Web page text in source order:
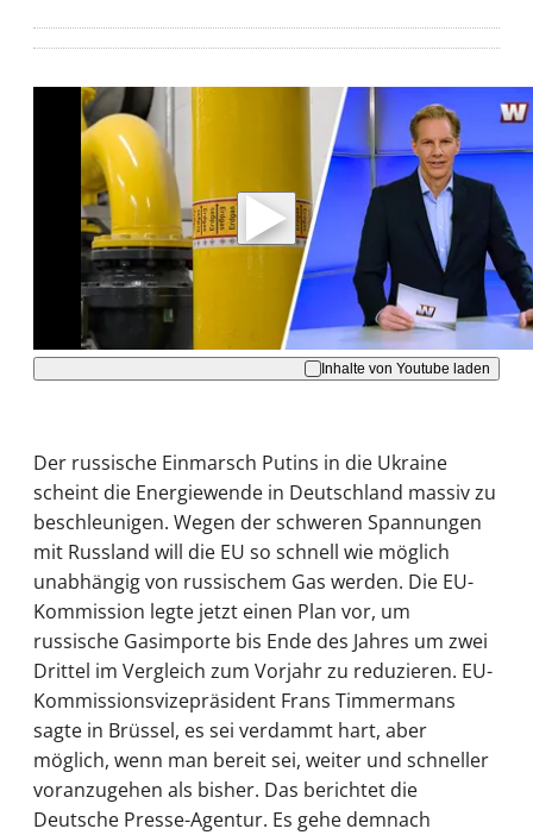
Mit der Wiedergabe dieses Videos werden
Daten an Youtube übertragen.
Hinweise dazu erhalten Sie in derDatenschutzerklärung
Akzeptieren
Inhalte von Youtube laden
Der russische Einmarsch Putins in die Ukraine
scheint die Energiewende in Deutschland massiv zu
beschleunigen. Wegen der schweren Spannungen
mit Russland will die EU so schnell wie möglich
unabhängig von russischem Gas werden. Die EU-
Kommission legte jetzt einen Plan vor, um
russische Gasimporte bis Ende des Jahres um zwei
Drittel im Vergleich zum Vorjahr zu reduzieren. EU-
Kommissionsvizepräsident Frans Timmermans
sagte in Brüssel, es sei verdammt hart, aber
möglich, wenn man bereit sei, weiter und schneller
voranzugehen als bisher. Das berichtet die
Deutsche Presse-Agentur. Es gehe demnach